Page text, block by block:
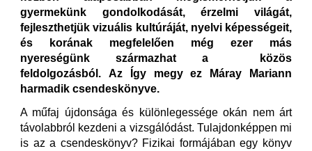
gyermekünk gondolkodását, érzelmi világát,
fejleszthetjük vizuális kultúráját, nyelvi képességeit,
és korának megfelelően még ezer más
nyereségünk származhat a közös
feldolgozásból. Az Így megy ez Máray Mariann
harmadik csendeskönyve.
A műfaj újdonsága és különlegessége okán nem árt
távolabbról kezdeni a vizsgálódást. Tulajdonképpen mi
is az a csendeskönyv? Fizikai formájában egy könyv